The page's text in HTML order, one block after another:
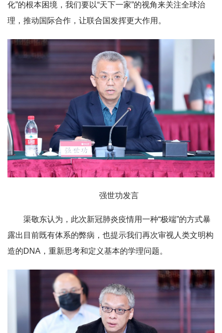
化”的根本困境，我们要以“天下一家”的视角来关注全球治
理，推动国际合作，让联合国发挥更大作用。
强世功发言
渠敬东认为，此次新冠肺炎疫情用一种“极端”的方式暴
露出目前既有体系的弊病，也提示我们再次审视人类文明构
造的DNA，重新思考和定义基本的学理问题。